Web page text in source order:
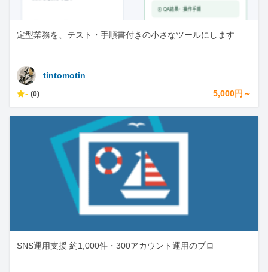
定型業務を、テスト・手順書付きの小さなツールにします
tintomotin
- (0) 5,000円～
SNS運用支援 約1,000件・300アカウント運用のプロ